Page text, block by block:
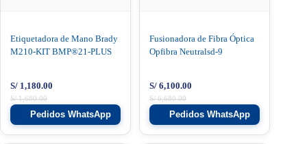
Etiquetadora de Mano Brady
M210-KIT BMP®21-PLUS
S/1,680.00
S/ 1,180.00
Pedidos WhatsApp
Fusionadora de Fibra Óptica
Opfibra Neutralsd-9
S/6,680.00
S/ 6,100.00
Pedidos WhatsApp